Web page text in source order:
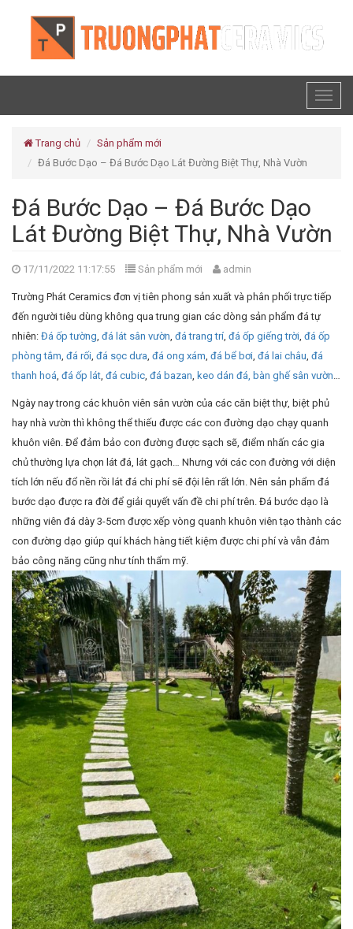
Trang chủ
Sản phẩm mới
Đá Bước Dạo – Đá Bước Dạo Lát Đường Biệt Thự, Nhà Vườn
Đá Bước Dạo – Đá Bước Dạo
Lát Đường Biệt Thự, Nhà Vườn
17/11/2022 11:17:55 Sản phẩm mới admin
Trường Phát Ceramics đơn vị tiên phong sản xuất và phân phối trực tiếp
đến người tiêu dùng không qua trung gian các dòng sản phẩm đá tự
nhiên: Đá ốp tường, đá lát sân vườn, đá trang trí, đá ốp giếng trời, đá ốp
phòng tắm, đá rối, đá sọc dưa, đá ong xám, đá bể bơi, đá lai châu, đá
thanh hoá, đá ốp lát, đá cubic, đá bazan, keo dán đá, bàn ghế sân vườn…
Ngày nay trong các khuôn viên sân vườn của các căn biệt thự, biệt phủ
hay nhà vườn thì không thể thiếu được các con đường dạo chạy quanh
khuôn viên. Để đảm bảo con đường được sạch sẽ, điểm nhấn các gia
chủ thường lựa chọn lát đá, lát gạch… Nhưng với các con đường với diện
tích lớn nếu đổ nền rồi lát đá chi phí sẽ đội lên rất lớn. Nên sản phẩm đá
bước dạo được ra đời để giải quyết vấn đề chi phí trên. Đá bước dạo là
những viên đá dày 3-5cm được xếp vòng quanh khuôn viên tạo thành các
con đường dạo giúp quí khách hàng tiết kiệm được chi phí và vẫn đảm
bảo công năng cũng như tính thẩm mỹ.